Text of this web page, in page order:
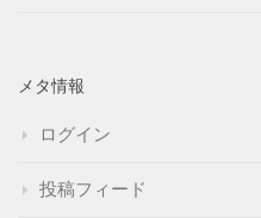
メタ情報
ログイン
投稿フィード